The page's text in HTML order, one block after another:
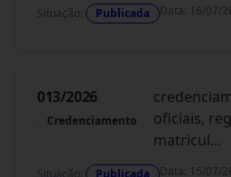
Situação: Publicada Data: 16/07/
013/2026
Credenciamento
oficiais,
matricul...
Situação: Publicada Data: 15/07/